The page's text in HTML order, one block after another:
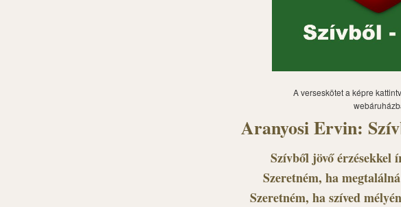
A verseskötet a képre
Aranyosi Ervin:
Szívből jövő érzésekkel
Szeretném, ha
Szeretném, ha szíved